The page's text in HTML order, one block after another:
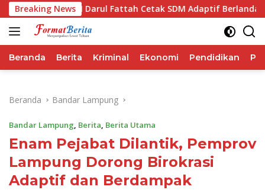
Langsung
ke
konten
Breaking News
Ajak IAI Darul Fattah Cetak SDM Adaptif Berlandaskan Nilai
Beranda Berita Kriminal Ekonomi Pendidikan
Beranda Bandar Lampung
Bandar Lampung, Berita, Berita Utama
Enam Pejabat Dilantik, Pemprov
Lampung Dorong Birokrasi
Adaptif dan Berdampak